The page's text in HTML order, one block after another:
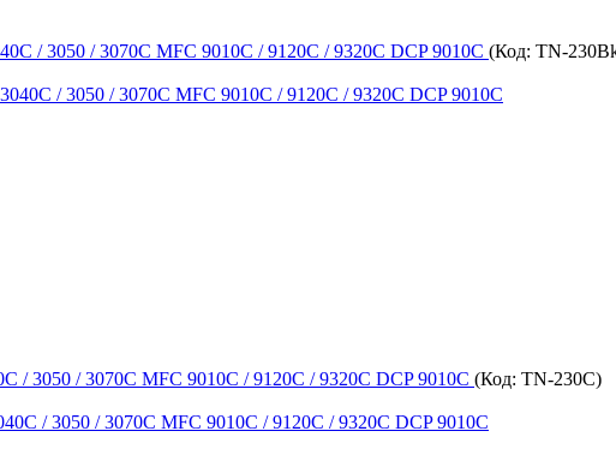
/ 3050 / 3070C MFC 9010C / 9120C / 9320C DCP 9010C (Код: TN-
/ 3050 / 3070C MFC 9010C / 9120C / 9320C DCP 9010C (Код: TN-230C)